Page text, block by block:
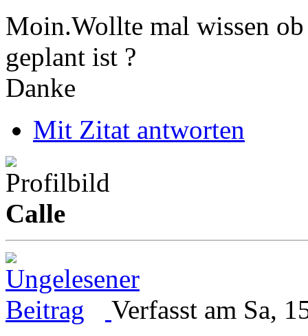
Moin.Wollte mal wissen
geplant ist ?
Danke
Mit Zitat antworten
Calle
Verfasst am Sa,